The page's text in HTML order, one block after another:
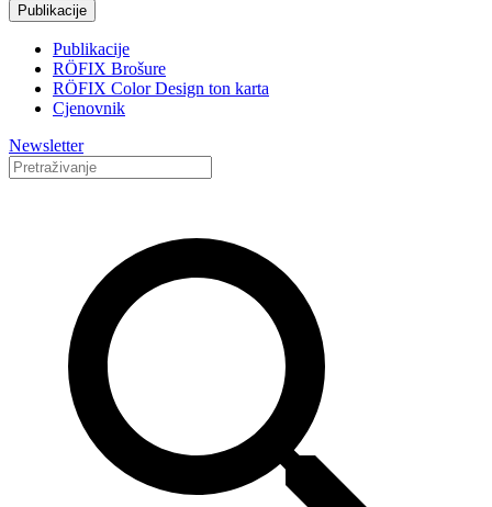
Publikacije
Publikacije
RÖFIX Brošure
RÖFIX Color Design ton karta
Cjenovnik
Newsletter